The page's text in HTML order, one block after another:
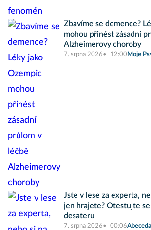
Zbavíme se demence?
mohou přinést zásadní
Alzheimerovy choroby
7. srpna 2026 12:00 Moje
Jste v lese za experta,
jen hrajete? Otestujte se
desateru
7. srpna 2026 00:06